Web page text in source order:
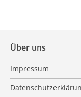
Über uns
Impressum